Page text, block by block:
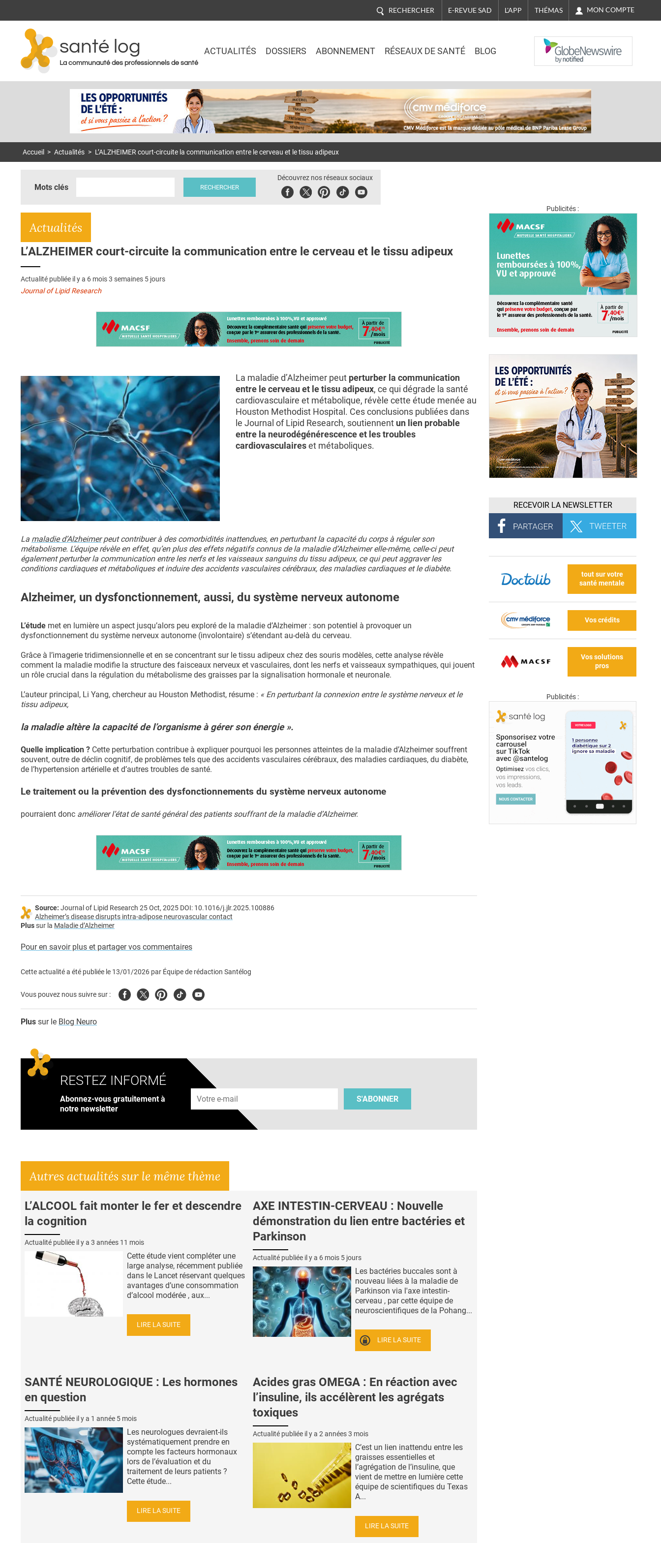
RECHERCHER E-REVUE SAD L'APP THÉMAS MON COMPTE
santé log
La communauté des professionnels de santé
ACTUALITÉS DOSSIERS ABONNEMENT RÉSEAUX DE SANTÉ BLOG
NASDAQ
Accueil > Actualités > L’ALZHEIMER court-circuite la communication entre le cerveau et le tissu adipeux
Mots clés
Découvrez nos réseaux sociaux
FacebookTwitterPinterest
TiktokYoubute
Actualités
L’ALZHEIMER court-circuite la communication entre le cerveau et le tissu adipeux
Actualité publiée il y a 6 mois 3 semaines 5 jours
Journal of Lipid Research
La maladie d’Alzheimer peut perturber la communication
entre le cerveau et le tissu adipeux, ce qui dégrade la santé
cardiovasculaire et métabolique, révèle cette étude menée au
Houston Methodist Hospital. Ces conclusions publiées dans
le Journal of Lipid Research, soutiennent un lien probable
entre la neurodégénérescence et les troubles
cardiovasculaireset métaboliques.
La maladie d’Alzheimerpeut contribuer à des comorbidités inattendues, en perturbant la capacité du corps à réguler son
métabolisme. L’équipe révèle en effet, qu’en plus des effets négatifs connus de la maladie d’Alzheimer elle-même, celle-ci peut
également perturber la communication entre les nerfs et les vaisseaux sanguins du tissu adipeux, ce qui peut aggraver les
conditions cardiaques et métaboliques et induire des accidents vasculaires cérébraux, des maladies cardiaques et le diabète.
Alzheimer, un dysfonctionnement, aussi, du système nerveux autonome
L’étude met en lumière un aspect jusqu’alors peu exploré de la maladie d’Alzheimer : son potentiel à provoquer un
dysfonctionnement du système nerveux autonome (involontaire) s’étendant au-delà du cerveau.
Grâce à l’imagerie tridimensionnelle et en se concentrant sur le tissu adipeux chez des souris modèles, cette analyse révèle
comment la maladie modifie la structure des faisceaux nerveux et vasculaires, dont les nerfs et vaisseaux sympathiques, qui jouent
un rôle crucial dans la régulation du métabolisme des graisses par la signalisation hormonale et neuronale.
L’auteur principal, Li Yang, chercheur au Houston Methodist, résume : « En perturbant la connexion entre le système nerveux et le
tissu adipeux,
la maladie altère la capacité de l’organisme à gérer son énergie ».
Quelle implication ? Cette perturbation contribue à expliquer pourquoi les personnes atteintes de la maladie d’Alzheimer souffrent
souvent, outre de déclin cognitif, de problèmes tels que des accidents vasculaires cérébraux, des maladies cardiaques, du diabète,
de l’hypertension artérielle et d’autres troubles de santé.
Le traitement ou la prévention des dysfonctionnements du système nerveux autonome
pourraient donc améliorer l’état de santé général des patients souffrant de la maladie d’Alzheimer.
Source: Journal of Lipid Research 25 Oct, 2025 DOI: 10.1016/j.jlr.2025.100886
Alzheimer’s disease disrupts intra-adipose neurovascular contact
Plussur la Maladie d’Alzheimer
Pour en savoir plus et partager vos commentaires
Cette actualité a été publiée le 13/01/2026 par Équipe de rédaction Santélog
Vous pouvez nous suivre sur : FacebookTwitterPinterest
TiktokYoutube
Plus sur le Blog Neuro
RESTEZ INFORMÉ
Abonnez-vous gratuitement à
notre newsletter
Adresse e-mail
S'ABONNER
Autres actualités sur le même thème
L’ALCOOL fait monter le fer et descendre
la cognition
Actualité publiée il y a 3 années 11 mois
Cette étude vient compléter une
large analyse, récemment publiée
dans le Lancet réservant quelques
avantages d’une consommation
d’alcool modérée , aux...
LIRE LA SUITE
AXE INTESTIN-CERVEAU : Nouvelle
démonstration du lien entre bactéries et
Parkinson
Actualité publiée il y a 6 mois 5 jours
Les bactéries buccales sont à
nouveau liées à la maladie de
Parkinson via l'axe intestin-
cerveau , par cette équipe de
neuroscientifiques de la Pohang...
LIRE LA SUITE
SANTÉ NEUROLOGIQUE : Les hormones
en question
Actualité publiée il y a 1 année 5 mois
Les neurologues devraient-ils
systématiquement prendre en
compte les facteurs hormonaux
lors de l’évaluation et du
traitement de leurs patients ?
Cette étude...
LIRE LA SUITE
Acides gras OMEGA : En réaction avec
l’insuline, ils accélèrent les agrégats
toxiques
Actualité publiée il y a 2 années 3 mois
C’est un lien inattendu entre les
graisses essentielles et
l’agrégation de l’insuline, que
vient de mettre en lumière cette
équipe de scientifiques du Texas
A...
LIRE LA SUITE
Publicités :
RECEVOIR LA NEWSLETTER
tout sur votre
santé mentale
Vos crédits
Vos solutions
pros
Publicités :